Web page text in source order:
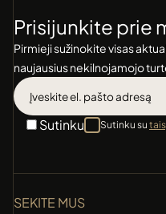
Prisijunkite prie
Pirmieji sužinokite visas
naujausius nekilnojamojo
Sutinku Sutinku su
SEKITE MUS